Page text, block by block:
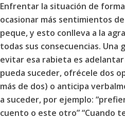
Enfrentar la situación de
ocasionar más sentimientos
peque, y esto conlleva a la
todas sus consecuencias. Una
evitar esa rabieta es
pueda suceder, ofrécele dos
más de dos) o anticipa
a suceder, por ejemplo:
cuento o este otro” “Cuando